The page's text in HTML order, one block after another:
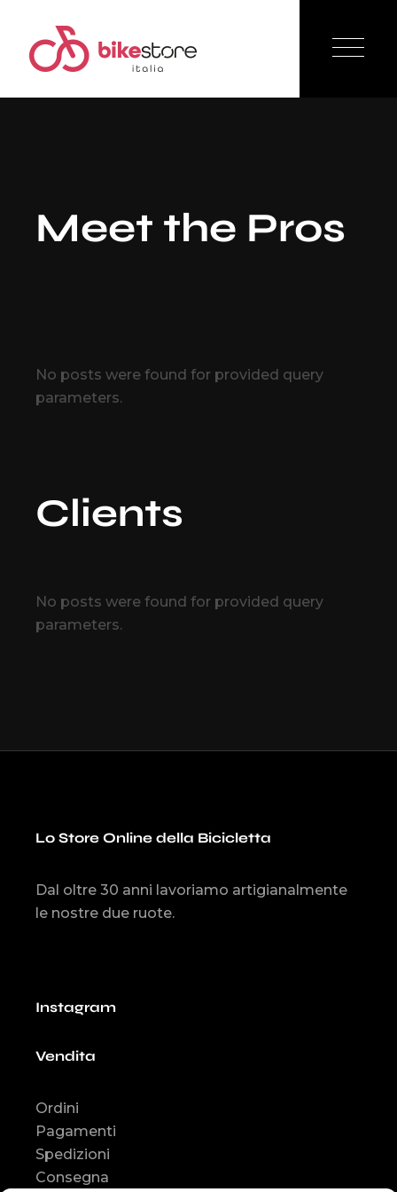
Meet the Pros
No posts were found for provided query
parameters.
Clients
No posts were found for provided query
parameters.
Lo Store Online della Bicicletta
Dal oltre 30 anni lavoriamo artigianalmente
le nostre due ruote.
Instagram
Vendita
Ordini
Pagamenti
Spedizioni
Consegna